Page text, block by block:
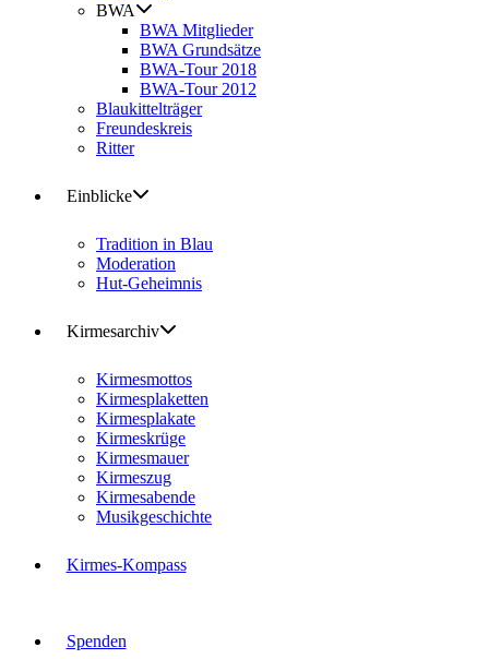
BWA
BWA Mitglieder
BWA Grundsätze
BWA-Tour 2018
BWA-Tour 2012
Blaukittelträger
Freundeskreis
Ritter
Einblicke
Tradition in Blau
Moderation
Hut-Geheimnis
Kirmesarchiv
Kirmesmottos
Kirmesplaketten
Kirmesplakate
Kirmeskrüge
Kirmesmauer
Kirmeszug
Kirmesabende
Musikgeschichte
Kirmes-Kompass
Spenden